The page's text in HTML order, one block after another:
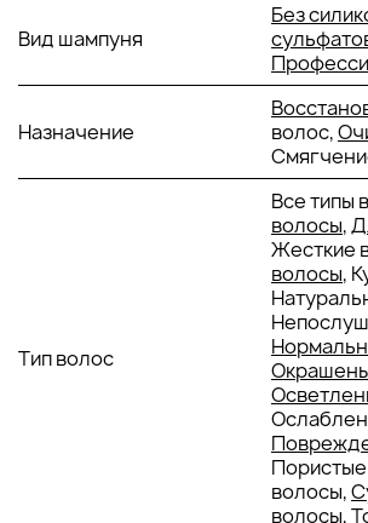
: Растительный
поддерживает баланс
головы, укрепляет барьерные
снижает раздражение.
Натриевая соль молочной
увлажнитель,
пересушивание кожи головы
естественный уровень
Олигосахариды глюкана:
росту полезных бактерий, что
снизить количество вредных
и ускорить заживление кожи.
: Насыщает
минералами, укрепляет
и стимулирует
Эфирные масла лайма,
Обеспечивают
освежают кожу головы и
Продукт имеет
Вид шампуня
Без
Назначение
волос,
Тип волос
Все типы
волосы,
Жесткие
волосы,
волосы,
волосы,